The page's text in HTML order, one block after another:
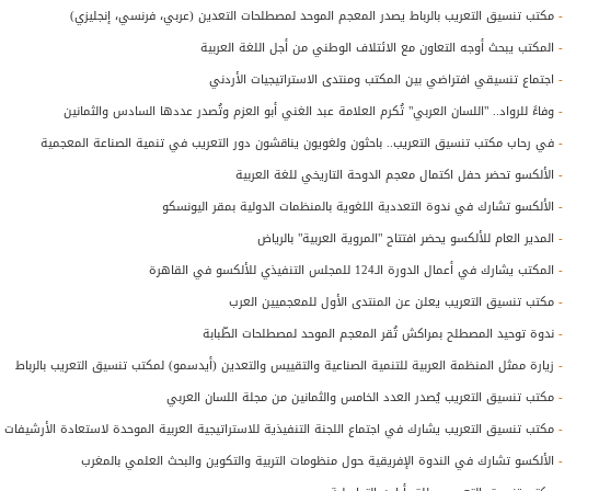
-مكتب تنسيق التعريب بالرباط يصدر المعجم الموحد لمصطلحات التعدين (عربي، فرنسي، إنجليزي)
- المكتب يبحث أوجه التعاون مع الائتلاف الوطني من أجل اللغة العربية
- اجتماع تنسيقي افتراضي بين المكتب ومنتدى الاستراتيجيات الأردني
-وفاءً للرواد.. "اللسان العربي" تُكرم العلامة عبد الغني أبو العزم وتُصدر عددها السادس والثمانين
-في رحاب مكتب تنسيق التعريب.. باحثون ولغويون يناقشون دور التعريب في تنمية الصناعة المعجمية
- الألكسو تحضر حفل اكتمال معجم الدوحة التاريخي للغة العربية
- الألكسو تشارك في ندوة التعددية اللغوية بالمنظمات الدولية بمقر اليونسكو
- المدير العام للألكسو يحضر افتتاح "المروية العربية" بالرياض
- المكتب يشارك في أعمال الدورة الـ124 للمجلس التنفيذي للألكسو في القاهرة
-مكتب تنسيق التعريب يعلن عن المنتدى الأول للمعجميين العرب
-ندوة توحيد المصطلح بمراكش تُقر المعجم الموحد لمصطلحات الطّبابة
- زيارة ممثل المنظمة العربية للتنمية الصناعية والتقييس والتعدين (أيدسمو) لمكتب تنسيق التعريب بالرباط
-مكتب تنسيق التعريب يُصدر العدد الخامس والثمانين من مجلة اللسان العربي
-مكتب تنسيق التعريب يشارك في اجتماع اللجنة التنفيذية للاستراتيجية العربية الموحدة لاستعادة الأرشيفات
- الألكسو تشارك في الندوة الإفريقية حول منظومات التربية والتكوين والبحث العلمي بالمغرب